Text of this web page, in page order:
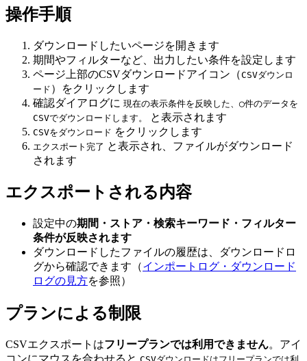
操作手順
ダウンロードしたいページを開きます
期間やフィルターなど、出力したい条件を設定します
ページ上部のCSVダウンロードアイコン（CSVダウンロ
ード ）をクリックします
確認ダイアログに 現在の表示条件を反映した、◯件のデータを
CSVでダウンロードします。
と表示されます
CSVをダウンロード をクリックします
エクスポート完了 と表示され、ファイルがダウンロード
されます
エクスポートされる内容
設定中の期間・ストア・検索キーワード・フィルター
条件が反映されます
ダウンロードしたファイルの履歴は、ダウンロードロ
グから確認できます（インポートログ・ダウンロード
ログの見方を参照）
プランによる制限
CSVエクスポートはフリープランでは利用できません。アイ